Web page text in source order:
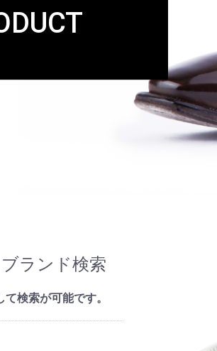
ランド検索
検索が可能です。